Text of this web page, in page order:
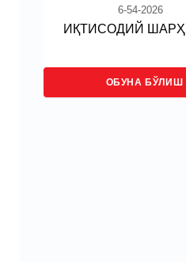
6-54-2026
ИҚТИСОДИЙ ШАРҲ
ОБУНА БЎЛИШ